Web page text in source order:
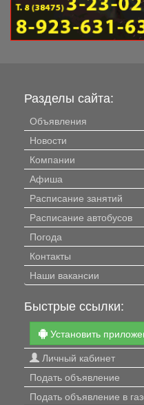
Разделы сайта:
Объявления
Новости
Компании
Афиша
Расписание занятий
Расписание автобусов
Погода
Контакты
Наши вакансии
Быстрые ссылки:
Установить
Личный кабинет
Подать объявление
Подать объявление в